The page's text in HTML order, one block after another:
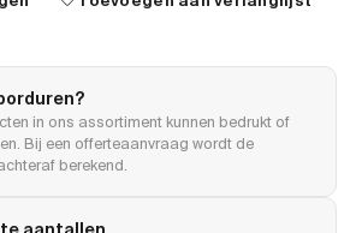
in ons assortiment kunnen bedrukt of
Bij een offerteaanvraag wordt de
berekend.